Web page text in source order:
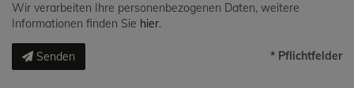
Wir verarbeiten Ihre personenbezogenen Daten, weitere
Informationen finden Sie hier.
Senden * Pflichtfelder